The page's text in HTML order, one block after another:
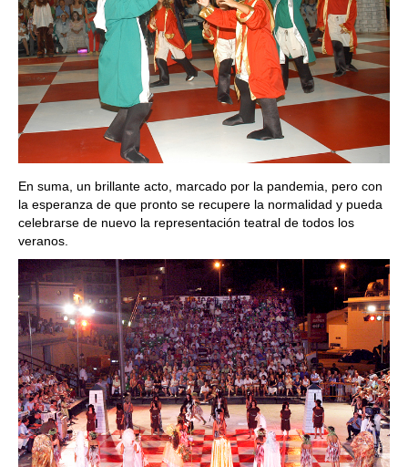
En suma, un brillante acto, marcado por la pandemia, pero con
la esperanza de que pronto se recupere la normalidad y pueda
celebrarse de nuevo la representación teatral de todos los
veranos.